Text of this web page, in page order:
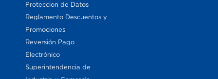
Proteccion de Datos
Reglamento Descuentos y
Promociones
Reversión Pago
Electrónico
Superintendencia de